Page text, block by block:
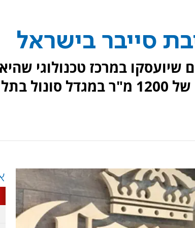
שיועסקו במרכז טכנולוגי
מפעילה במשרדיה, הפרוסים על שטח של 1200 מ"ר במגדל סונול בתל